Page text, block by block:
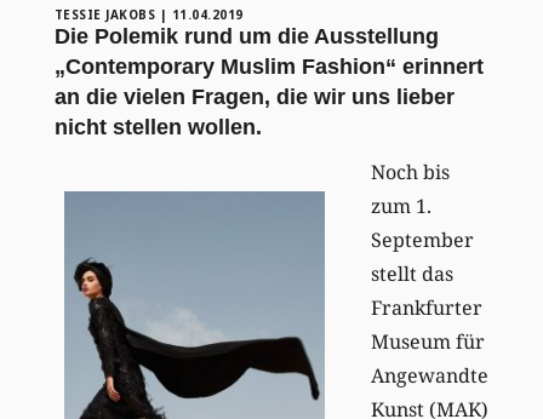
TESSIE JAKOBS | 11.04.2019
Die Polemik rund um die Ausstellung
„Contemporary Muslim Fashion“ erinnert
an die vielen Fragen, die wir uns lieber
nicht stellen wollen.
Noch bis
zum 1.
September
stellt das
Frankfurter
Museum für
Angewandte
Kunst (MAK)